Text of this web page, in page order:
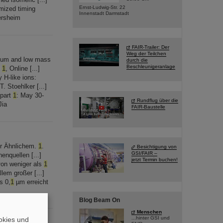
timing
and low mass
1, Online [...]
H-like ions:
Stoehlker [...]
1: May 30-
Ähnlichem. 1.
[...]
weniger als 1
großer [...]
0,1 µm erreicht
Ernst-Ludwig-Str. 22
Innenstadt Darmstadt
FAIR-Trailer: Der
Weg der Teilchen
durch die
Beschleunigeranlage
Rundflug über die
FAIR-Baustelle
Besichtigung von
GSI/FAIR –
jetzt Termin buchen!
Blog Beam On
Menschen
...hinter GSI und
und